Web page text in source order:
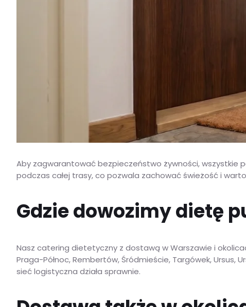
Aby zagwarantować bezpieczeństwo żywności, wszystkie
podczas całej trasy, co pozwala zachować świeżość i
Gdzie dowozimy dietę
Nasz catering dietetyczny z dostawą w Warszawie i
Praga-Północ, Rembertów, Śródmieście, Targówek, Ursus,
sieć logistyczna działa sprawnie.